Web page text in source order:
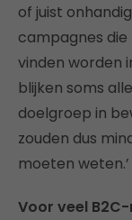
of juist
campagnes
vinden worden
blijken soms
doelgroep in
zouden dus
moeten weten.’
Voor veel